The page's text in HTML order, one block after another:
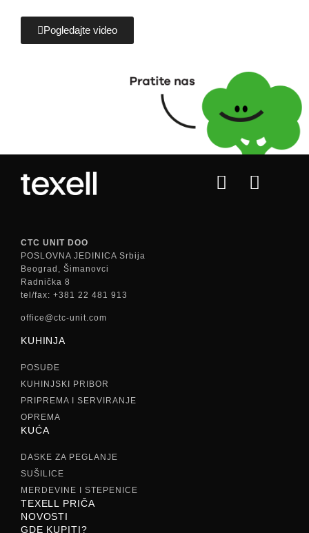
Pogledajte video
CTC UNIT DOO
POSLOVNA JEDINICA Srbija
Beograd, Šimanovci
Radnička 8
tel/fax: +381 22 481 913
office@ctc-unit.com
KUHINJA
POSUĐE
KUHINJSKI PRIBOR
PRIPREMA I SERVIRANJE
OPREMA
KUĆA
DASKE ZA PEGLANJE
SUŠILICE
MERDEVINE I STEPENICE
TEXELL PRIČA
NOVOSTI
GDE KUPITI?